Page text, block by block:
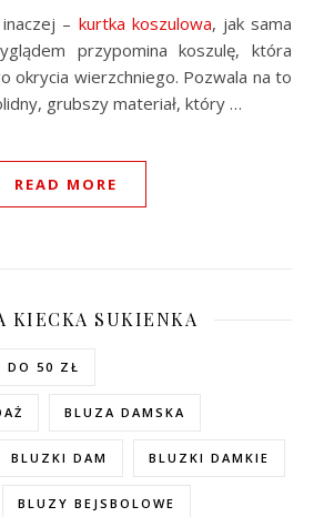
– kurtka koszulowa, jak sama
przypomina koszulę, która
okrycia wierzchniego. Pozwala na to
grubszy materiał, który …
READ MORE
KIECKA SUKIENKA
DO 50 ZŁ
BLUZA DAMSKA
BLUZKI DAM BLUZKI DAMKIE
BLUZY BEJSBOLOWE